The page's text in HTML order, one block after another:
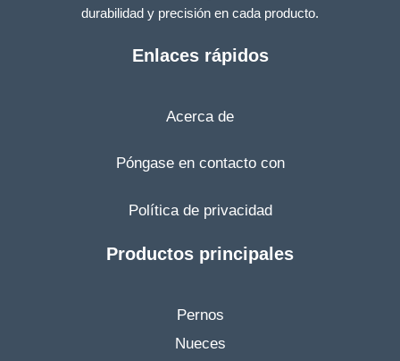
durabilidad y precisión en cada producto.
Enlaces rápidos
Acerca de
Póngase en contacto con
Política de privacidad
Productos principales
Pernos
Nueces